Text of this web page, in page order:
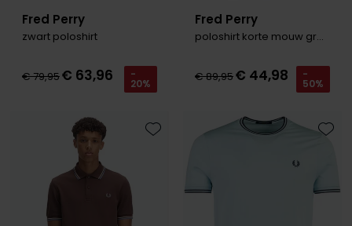
Fred Perry
zwart poloshirt
€ 79,95€ 63,96 -
20%
Fred Perry
poloshirt korte mouw groen
€ 89,95€ 44,98 -
50%